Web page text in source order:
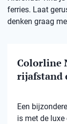
ferries. Laat
denken graag
Colorline
rijafstand
Een
is met de luxe